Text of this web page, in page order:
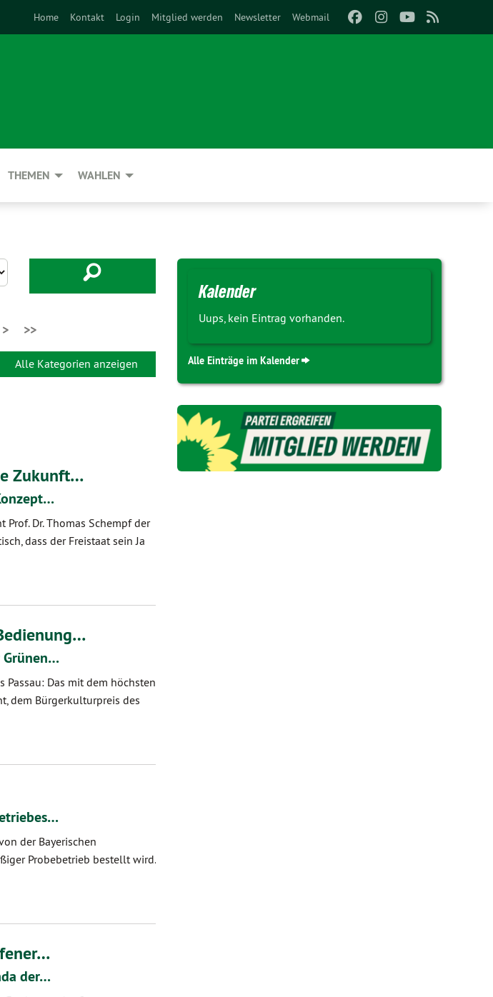
Home Kontakt Login Mitglied werden Newsletter Webmail
THEMEN WAHLEN
> >>
Alle Kategorien anzeigen
Zukunft…
Dr. Thomas Schempf der
dass der Freistaat sein Ja
Grünen…
Das mit dem höchsten
dem Bürgerkulturpreis des
der Bayerischen
Probebetrieb bestellt wird.
der…
Kalender
Uups, kein Eintrag vorhanden.
Alle Einträge im Kalender